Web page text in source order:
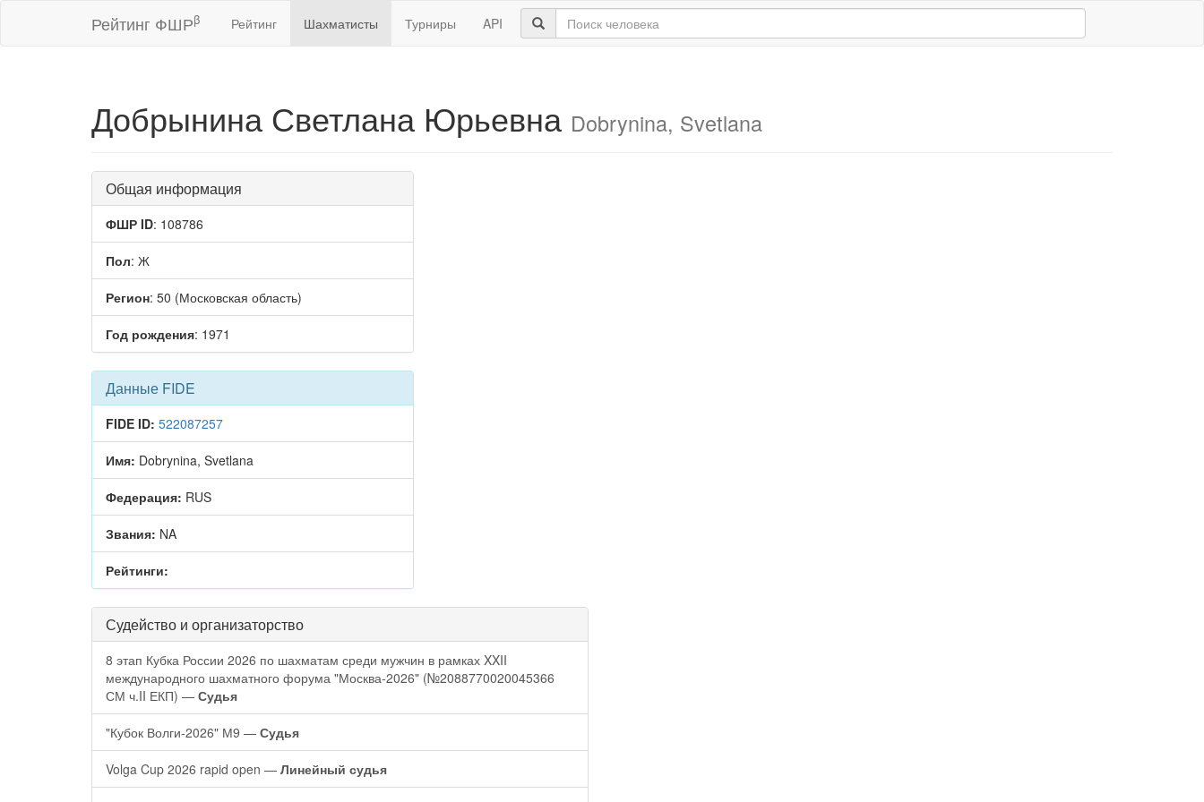
Рейтинг ФШРβ Рейтинг Шахматисты Турниры API
Добрынина Светлана Юрьевна Dobrynina, Svetlana
Общая информация
ФШР ID: 108786
Пол: Ж
Регион: 50 (Московская область)
Год рождения: 1971
Данные FIDE
FIDE ID: 522087257
Имя: Dobrynina, Svetlana
Федерация: RUS
Звания: NA
Рейтинги:
Судейство и организаторство
8 этап Кубка России 2026 по шахматам среди мужчин в рамках XXII
международного шахматного форума "Москва-2026" (№2088770020045366
СМ ч.II ЕКП) — Судья
"Кубок Волги-2026" М9 — Судья
Volga Cup 2026 rapid open — Линейный судья